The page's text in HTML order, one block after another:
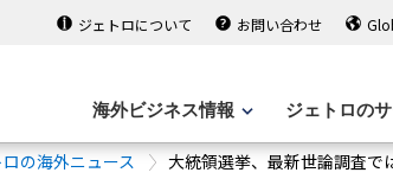
ジェトロについて お問い合わせ
海外ビジネス情報 ジェトロの
の海外ニュース 大統領選挙、最新世論調査で